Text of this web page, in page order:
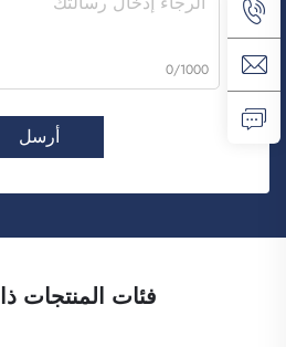
0/1000
أرسل
فئات المنتجات